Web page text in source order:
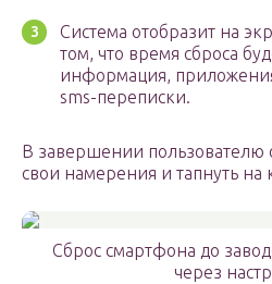
Система отобразит на
том, что время сброса
информация,
sms-переписки.
В завершении пользователю
свои намерения и тапнуть на
Сброс смартфона до
через